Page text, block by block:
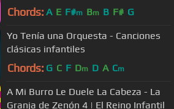
Chords: A E F#m Bm B F# G
Yo Tenía una Orquesta - Canciones
clásicas infantiles
Chords: G C F Dm D A Cm
A Mi Burro Le Duele La Cabeza - La
Granja de Zenón 4 | El Reino Infantil